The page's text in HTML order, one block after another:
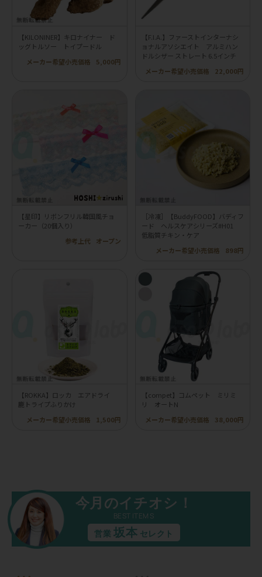
【KILONINER】キロナイナー ド
ッグトルソー トイプードル
メーカー希望小売価格
5,000円
【F.I.A.】ファーストインターナシ
ョナルアソシエイト アルミハン
ドルシザー ストレート 6.5インチ
メーカー希望小売価格
22,000円
【星印】リボンフリル韓国風チョ
ーカー（20個入り）
参考上代
オープン
［冷凍］【BuddyFOOD】バディフ
ード ヘルスケアシリーズ#H01
低脂質チキン・ケア
メーカー希望小売価格
898円
【ROKKA】ロッカ エアドライ
鹿トライプふりかけ
メーカー希望小売価格
1,500円
【compet】コムペット ミリミ
リ オートN
メーカー希望小売価格
38,000円
今月のイチオシ！
BEST ITEMS
営業 坂本 セレクト